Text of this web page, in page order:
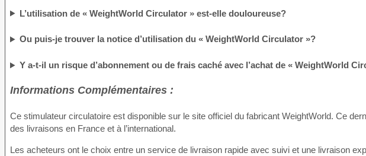
L’utilisation de « WeightWorld Circulator » est-elle douloureuse?
Ou puis-je trouver la notice d’utilisation du « WeightWorld Circulator »?
Y a-t-il un risque d’abonnement ou de frais caché avec l’achat de « WeightWorld
Informations Complémentaires :
Ce stimulateur circulatoire est disponible sur le site officiel du fabricant WeightWorld. Ce
des livraisons en France et à l’international.
Les acheteurs ont le choix entre un service de livraison rapide avec suivi et une livraison